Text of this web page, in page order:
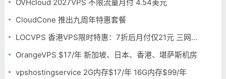
OVHcloud 2027VPS 不限流量月付 4.54美元
CloudCone 推出九周年特惠套餐
LOCVPS 香港VPS限时特惠：7折后月付仅21元 三网优化BGP线路 可选原生IP
OrangeVPS $17/年 新加坡、日本、香港、堪萨斯机房
vpshostingservice 2G内存$17/年 16G内存$99/年